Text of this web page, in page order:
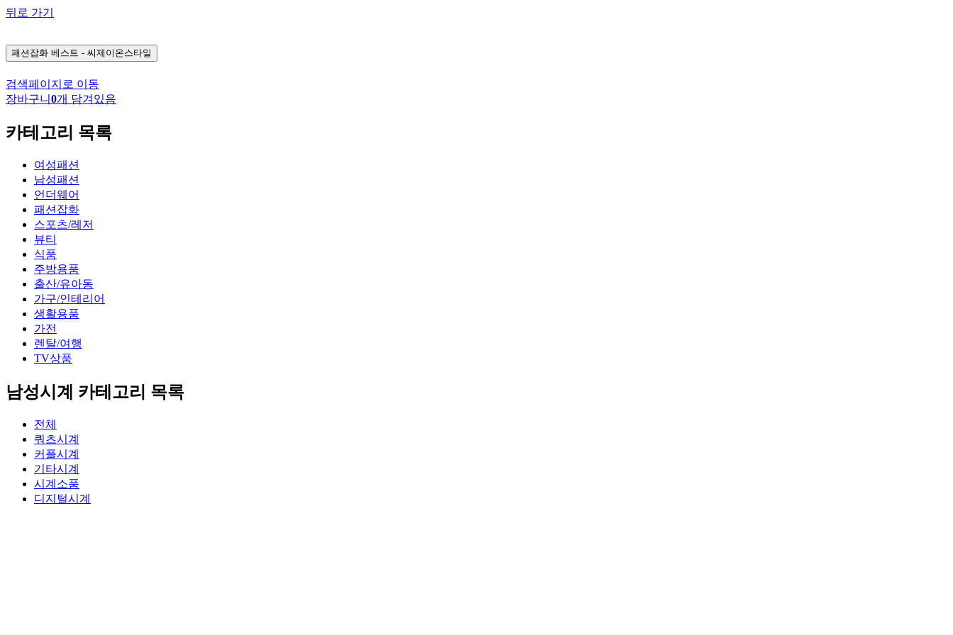
뒤로 가기
패션잡화 베스트 - 씨제이온스타일
검색페이지로 이동
장바구니 0개 담겨있음
카테고리 목록
여성패션
남성패션
언더웨어
패션잡화
스포츠/레저
뷰티
식품
주방용품
출산/유아동
가구/인테리어
생활용품
가전
렌탈/여행
TV상품
남성시계 카테고리 목록
전체
쿼츠시계
커플시계
기타시계
시계소품
디지털시계